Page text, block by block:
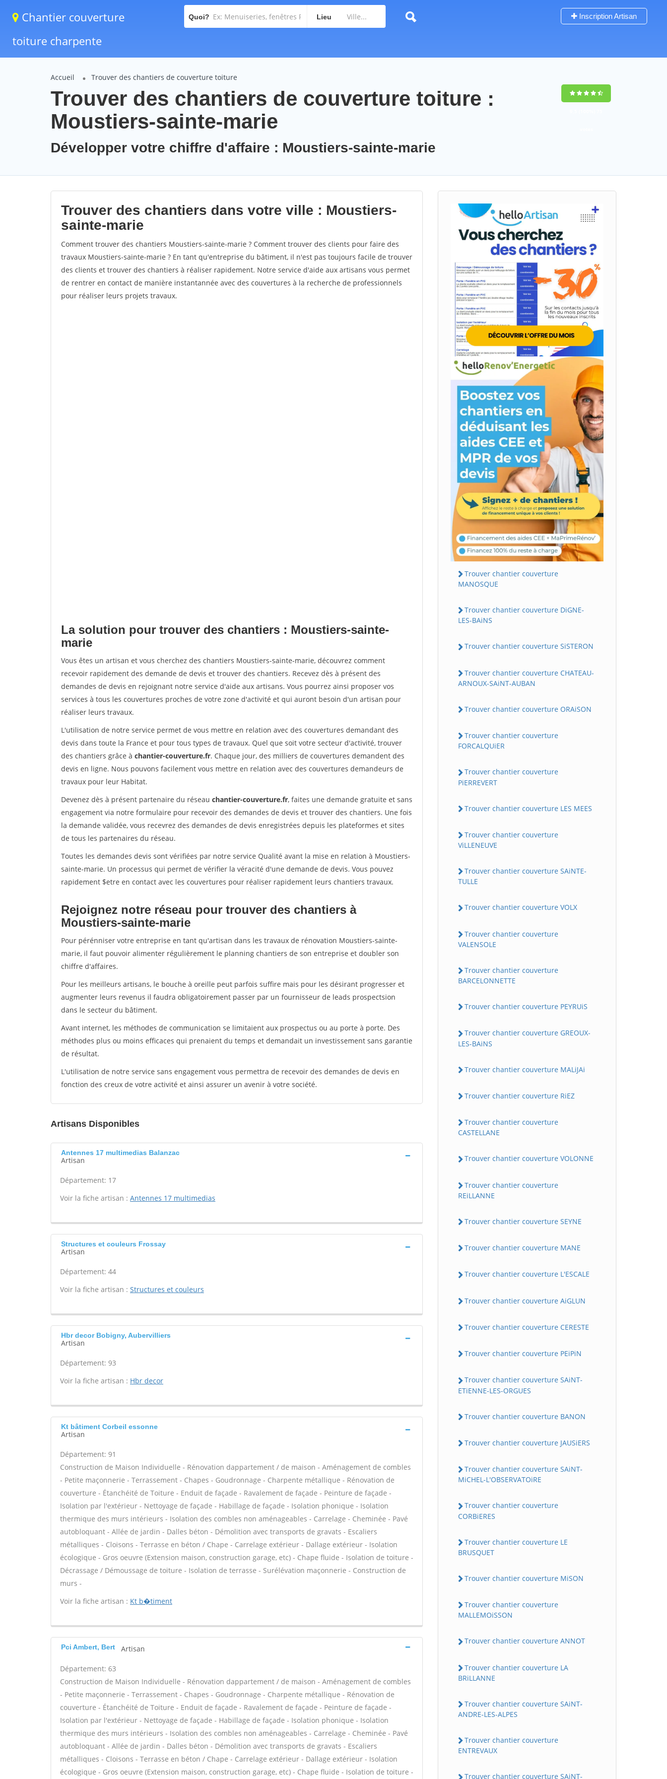
Chantier couverture
toiture charpente
Quoi? Lieu Inscription Artisan
Accueil Trouver des chantiers de couverture toiture
Trouver des chantiers de couverture toiture :
Moustiers-sainte-marie
Développer votre chiffre d'affaire : Moustiers-sainte-marie
Trouver des chantiers dans votre ville : Moustiers-
sainte-marie
Comment trouver des chantiers Moustiers-sainte-marie ? Comment trouver des clients pour faire des
travaux Moustiers-sainte-marie ? En tant qu'entreprise du bâtiment, il n'est pas toujours facile de trouver
des clients et trouver des chantiers à réaliser rapidement. Notre service d'aide aux artisans vous permet
de rentrer en contact de manière instantannée avec des couvertures à la recherche de professionnels
pour réaliser leurs projets travaux.
La solution pour trouver des chantiers : Moustiers-sainte-
marie
Vous êtes un artisan et vous cherchez des chantiers Moustiers-sainte-marie, découvrez comment
recevoir rapidement des demande de devis et trouver des chantiers. Recevez dès à présent des
demandes de devis en rejoignant notre service d'aide aux artisans. Vous pourrez ainsi proposer vos
services à tous les couvertures proches de votre zone d'activité et qui auront besoin d'un artisan pour
réaliser leurs travaux.
L'utilisation de notre service permet de vous mettre en relation avec des couvertures demandant des
devis dans toute la France et pour tous types de travaux. Quel que soit votre secteur d'activité, trouver
des chantiers grâce à chantier-couverture.fr. Chaque jour, des milliers de couvertures demandent des
devis en ligne. Nous pouvons facilement vous mettre en relation avec des couvertures demandeurs de
travaux pour leur Habitat.
Devenez dès à présent partenaire du réseau chantier-couverture.fr, faites une demande gratuite et sans
engagement via notre formulaire pour recevoir des demandes de devis et trouver des chantiers. Une fois
la demande validée, vous recevrez des demandes de devis enregistrées depuis les plateformes et sites
de tous les partenaires du réseau.
Toutes les demandes devis sont vérifiées par notre service Qualité avant la mise en relation à Moustiers-
sainte-marie. Un processus qui permet de vérifier la véracité d'une demande de devis. Vous pouvez
rapidement $etre en contact avec les couvertures pour réaliser rapidement leurs chantiers travaux.
Rejoignez notre réseau pour trouver des chantiers à
Moustiers-sainte-marie
Pour pérénniser votre entreprise en tant qu'artisan dans les travaux de rénovation Moustiers-sainte-
marie, il faut pouvoir alimenter régulièrement le planning chantiers de son entreprise et doubler son
chiffre d'affaires.
Pour les meilleurs artisans, le bouche à oreille peut parfois suffire mais pour les désirant progresser et
augmenter leurs revenus il faudra obligatoirement passer par un fournisseur de leads prospectsion
dans le secteur du bâtiment.
Avant internet, les méthodes de communication se limitaient aux prospectus ou au porte à porte. Des
méthodes plus ou moins efficaces qui prenaient du temps et demandait un investissement sans garantie
de résultat.
L'utilisation de notre service sans engagement vous permettra de recevoir des demandes de devis en
fonction des creux de votre activité et ainsi assurer un avenir à votre société.
Artisans Disponibles
Antennes 17 multimedias Balanzac
Artisan
Département: 17
Voir la fiche artisan : Antennes 17 multimedias
Structures et couleurs Frossay
Artisan
Département: 44
Voir la fiche artisan : Structures et couleurs
Hbr decor Bobigny, Aubervilliers
Artisan
Département: 93
Voir la fiche artisan : Hbr decor
Kt bâtiment Corbeil essonne
Artisan
Département: 91
Construction de Maison Individuelle - Rénovation dappartement / de maison - Aménagement de combles
- Petite maçonnerie - Terrassement - Chapes - Goudronnage - Charpente métallique - Rénovation de
couverture - Étanchéité de Toiture - Enduit de façade - Ravalement de façade - Peinture de façade -
Isolation par l'extérieur - Nettoyage de façade - Habillage de façade - Isolation phonique - Isolation
thermique des murs intérieurs - Isolation des combles non aménageables - Carrelage - Cheminée - Pavé
autobloquant - Allée de jardin - Dalles béton - Démolition avec transports de gravats - Escaliers
métalliques - Cloisons - Terrasse en béton / Chape - Carrelage extérieur - Dallage extérieur - Isolation
écologique - Gros oeuvre (Extension maison, construction garage, etc) - Chape fluide - Isolation de toiture -
Décrassage / Démoussage de toiture - Isolation de terrasse - Surélévation maçonnerie - Construction de
murs -
Voir la fiche artisan : Kt b�timent
Pci Ambert, Bert Artisan
Département: 63
Construction de Maison Individuelle - Rénovation dappartement / de maison - Aménagement de combles
- Petite maçonnerie - Terrassement - Chapes - Goudronnage - Charpente métallique - Rénovation de
couverture - Étanchéité de Toiture - Enduit de façade - Ravalement de façade - Peinture de façade -
Isolation par l'extérieur - Nettoyage de façade - Habillage de façade - Isolation phonique - Isolation
thermique des murs intérieurs - Isolation des combles non aménageables - Carrelage - Cheminée - Pavé
autobloquant - Allée de jardin - Dalles béton - Démolition avec transports de gravats - Escaliers
métalliques - Cloisons - Terrasse en béton / Chape - Carrelage extérieur - Dallage extérieur - Isolation
écologique - Gros oeuvre (Extension maison, construction garage, etc) - Chape fluide - Isolation de toiture -
Trouver chantier couverture
MANOSQUE
Trouver chantier couverture DiGNE-
LES-BAiNS
Trouver chantier couverture SiSTERON
Trouver chantier couverture CHATEAU-
ARNOUX-SAiNT-AUBAN
Trouver chantier couverture ORAiSON
Trouver chantier couverture
FORCALQUiER
Trouver chantier couverture
PiERREVERT
Trouver chantier couverture LES MEES
Trouver chantier couverture
ViLLENEUVE
Trouver chantier couverture SAiNTE-
TULLE
Trouver chantier couverture VOLX
Trouver chantier couverture
VALENSOLE
Trouver chantier couverture
BARCELONNETTE
Trouver chantier couverture PEYRUiS
Trouver chantier couverture GREOUX-
LES-BAiNS
Trouver chantier couverture MALiJAi
Trouver chantier couverture RiEZ
Trouver chantier couverture
CASTELLANE
Trouver chantier couverture VOLONNE
Trouver chantier couverture
REiLLANNE
Trouver chantier couverture SEYNE
Trouver chantier couverture MANE
Trouver chantier couverture L'ESCALE
Trouver chantier couverture AiGLUN
Trouver chantier couverture CERESTE
Trouver chantier couverture PEiPiN
Trouver chantier couverture SAiNT-
ETiENNE-LES-ORGUES
Trouver chantier couverture BANON
Trouver chantier couverture JAUSiERS
Trouver chantier couverture SAiNT-
MiCHEL-L'OBSERVATOiRE
Trouver chantier couverture
CORBiERES
Trouver chantier couverture LE
BRUSQUET
Trouver chantier couverture MiSON
Trouver chantier couverture
MALLEMOiSSON
Trouver chantier couverture ANNOT
Trouver chantier couverture LA
BRiLLANNE
Trouver chantier couverture SAiNT-
ANDRE-LES-ALPES
Trouver chantier couverture
ENTREVAUX
Trouver chantier couverture SAiNT-